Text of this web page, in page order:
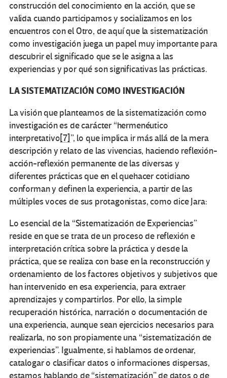
construcción del conocimiento en la acción, que se
valida cuando participamos y socializamos en los
encuentros con el Otro, de aquí que la sistematización
como investigación juega un papel muy importante para
descubrir el significado que se le asigna a las
experiencias y por qué son significativas las prácticas.
LA SISTEMATIZACIÓN COMO INVESTIGACIÓN
La visión que planteamos de la sistematización como
investigación es de carácter “hermenéutico
interpretativo[7]”, lo que implica ir más allá de la mera
descripción y relato de las vivencias, haciendo reflexión-
acción-reflexión permanente de las diversas y
diferentes prácticas que en el quehacer cotidiano
conforman y definen la experiencia, a partir de las
múltiples voces de sus protagonistas, como dice Jara:
Lo esencial de la “Sistematización de Experiencias”
reside en que se trata de un proceso de reflexión e
interpretación crítica sobre la práctica y desde la
práctica, que se realiza con base en la reconstrucción y
ordenamiento de los factores objetivos y subjetivos que
han intervenido en esa experiencia, para extraer
aprendizajes y compartirlos. Por ello, la simple
recuperación histórica, narración o documentación de
una experiencia, aunque sean ejercicios necesarios para
realizarla, no son propiamente una “sistematización de
experiencias”. Igualmente, si hablamos de ordenar,
catalogar o clasificar datos o informaciones dispersas,
estamos hablando de “sistematización” de datos o de